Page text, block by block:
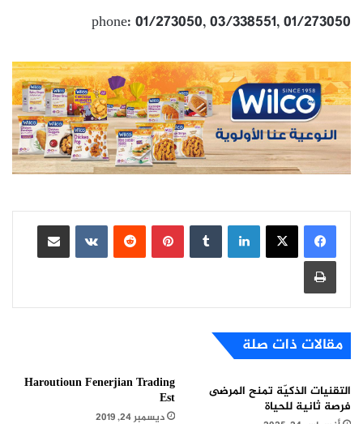
phone: 01/273050, 03/338551, 01/273050
لينكدإن بينتيريست
مشاركة عبر البريد
طباعة
مقالات ذات صلة
التقنيات الذكيّة تمنح المرضى
فرصة ثانية للحياة
Haroutioun Fenerjian Trading
Est
ديسمبر 24, 2019